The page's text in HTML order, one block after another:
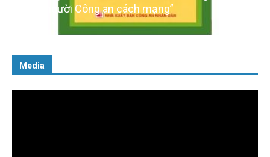
cách người Công an cách mạng”
Media